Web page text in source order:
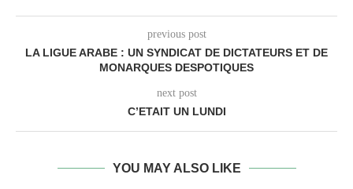
previous post
LA LIGUE ARABE : UN SYNDICAT DE DICTATEURS ET DE
MONARQUES DESPOTIQUES
next post
C’ETAIT UN LUNDI
YOU MAY ALSO LIKE